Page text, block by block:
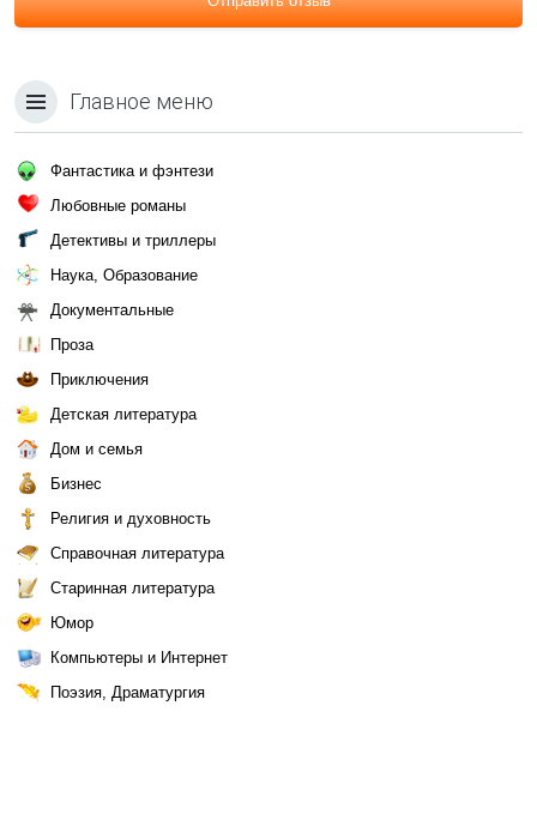
Главное меню
Фантастика и фэнтези
Любовные романы
Детективы и триллеры
Наука, Образование
Документальные
Проза
Приключения
Детская литература
Дом и семья
Бизнес
Религия и духовность
Справочная литература
Старинная литература
Юмор
Компьютеры и Интернет
Поэзия, Драматургия